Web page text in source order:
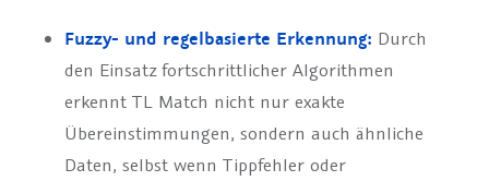
Fuzzy- und regelbasierte Erkennung: Durch
den Einsatz fortschrittlicher Algorithmen
erkennt TL Match nicht nur exakte
Übereinstimmungen, sondern auch ähnliche
Daten, selbst wenn Tippfehler oder